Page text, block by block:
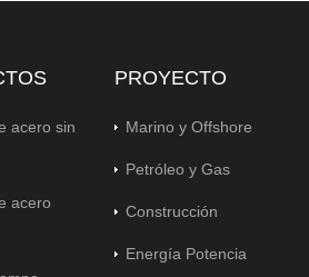
acero sin
acero
PROYECTO
Marino y Offshore
Petróleo y Gas
Construcción
Energía Potencia